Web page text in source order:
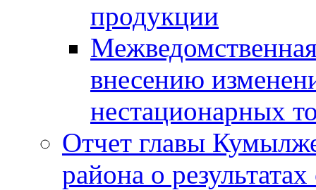
продукции
внесению
нестационарных
Отчет главы
района о